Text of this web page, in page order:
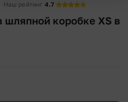
Наш рейтинг 4.7
коробке XS в